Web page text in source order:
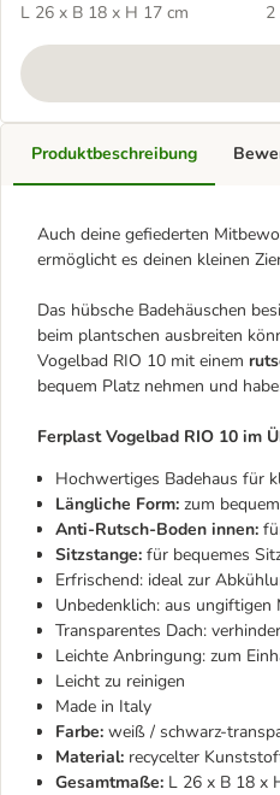
L 26 x B 18 x H 17 cm
2
Produktbeschreibung
Auch deine gefiederten
ermöglicht es deinen kleinen
Das hübsche Badehäuschen
beim plantschen ausbreiten
Vogelbad RIO 10 mit einem
bequem Platz nehmen und
Ferplast Vogelbad RIO 10 im
Hochwertiges Badehaus für
Längliche Form: zum
Anti-Rutsch-Boden innen:
Sitzstange: für bequemes
Erfrischend: ideal zur
Unbedenklich: aus ungiftigen
Transparentes Dach:
Leichte Anbringung: zum
Leicht zu reinigen
Made in Italy
Farbe: weiß / schwarz-
Material: recycelter
Gesamtmaße: L 26 x B 18 x